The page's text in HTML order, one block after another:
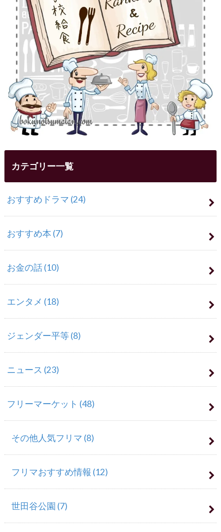
カテゴリー一覧
おすすめドラマ (24)
おすすめ本 (7)
お金の話(10)
エンタメ (18)
ジェンダー平等(8)
ニュース (23)
フリーマーケット (48)
その他人気フリマ (8)
フリマおすすめ情報 (12)
世田谷公園 (7)